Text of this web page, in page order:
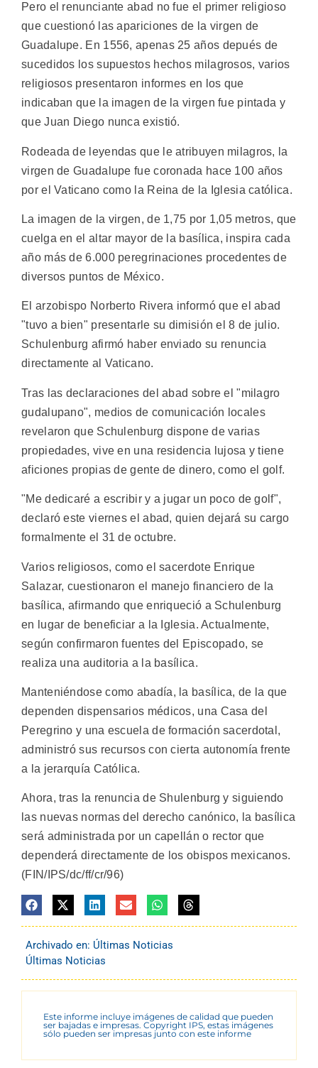
Pero el renunciante abad no fue el primer religioso
que cuestionó las apariciones de la virgen de
Guadalupe. En 1556, apenas 25 años depués de
sucedidos los supuestos hechos milagrosos, varios
religiosos presentaron informes en los que
indicaban que la imagen de la virgen fue pintada y
que Juan Diego nunca existió.
Rodeada de leyendas que le atribuyen milagros, la
virgen de Guadalupe fue coronada hace 100 años
por el Vaticano como la Reina de la Iglesia católica.
La imagen de la virgen, de 1,75 por 1,05 metros, que
cuelga en el altar mayor de la basílica, inspira cada
año más de 6.000 peregrinaciones procedentes de
diversos puntos de México.
El arzobispo Norberto Rivera informó que el abad
"tuvo a bien" presentarle su dimisión el 8 de julio.
Schulenburg afirmó haber enviado su renuncia
directamente al Vaticano.
Tras las declaraciones del abad sobre el "milagro
gudalupano", medios de comunicación locales
revelaron que Schulenburg dispone de varias
propiedades, vive en una residencia lujosa y tiene
aficiones propias de gente de dinero, como el golf.
"Me dedicaré a escribir y a jugar un poco de golf",
declaró este viernes el abad, quien dejará su cargo
formalmente el 31 de octubre.
Varios religiosos, como el sacerdote Enrique
Salazar, cuestionaron el manejo financiero de la
basílica, afirmando que enriqueció a Schulenburg
en lugar de beneficiar a la Iglesia. Actualmente,
según confirmaron fuentes del Episcopado, se
realiza una auditoria a la basílica.
Manteniéndose como abadía, la basílica, de la que
dependen dispensarios médicos, una Casa del
Peregrino y una escuela de formación sacerdotal,
administró sus recursos con cierta autonomía frente
a la jerarquía Católica.
Ahora, tras la renuncia de Shulenburg y siguiendo
las nuevas normas del derecho canónico, la basílica
será administrada por un capellán o rector que
dependerá directamente de los obispos mexicanos.
(FIN/IPS/dc/ff/cr/96)
Archivado en: Últimas Noticias
Últimas Noticias
Este informe incluye imágenes de calidad que pueden
ser bajadas e impresas. Copyright IPS, estas imágenes
sólo pueden ser impresas junto con este informe